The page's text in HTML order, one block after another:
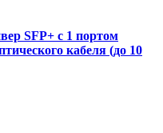
SFP+ с 1 портом
кабеля (до 10